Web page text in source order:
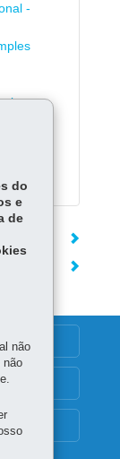
-
SN
do
e
de
não
não